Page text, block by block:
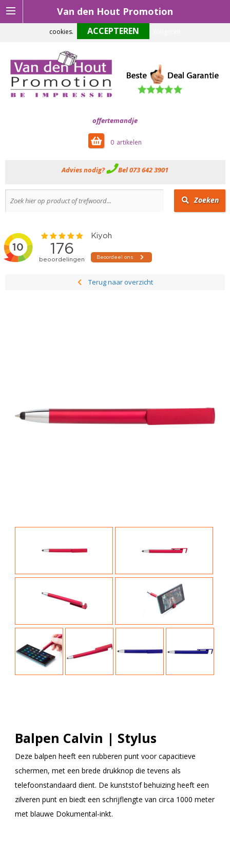
Van den Hout Promotion
offertemandje
0
Advies nodig? Bel 073 642 3901
Zoeken
Terug naar overzicht
Balpen Calvin | Stylus
Deze balpen heeft een rubberen punt voor capacitieve
schermen, met een brede drukknop die tevens als
telefoonstandaard dient. De kunststof behuizing heeft een
zilveren punt en biedt een schrijflengte van circa 1000 meter
met blauwe Dokumental-inkt.
Om onze website optimaal te laten functioneren maken wij gebruik van
cookies.